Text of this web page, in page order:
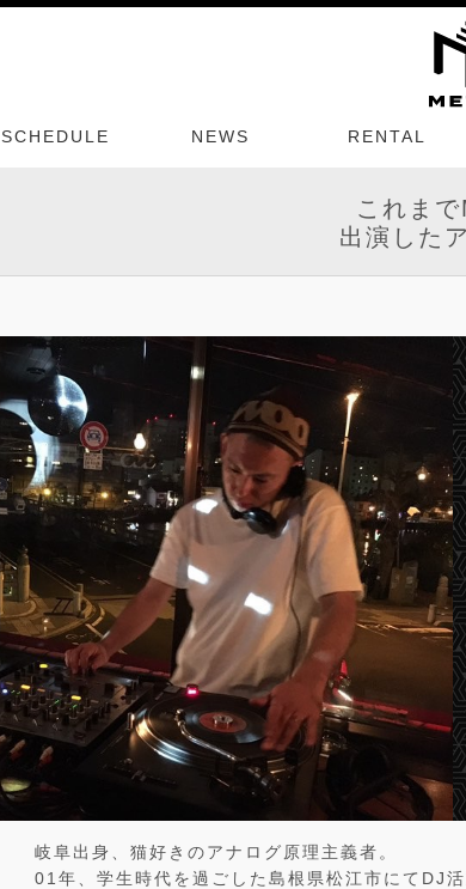
SCHEDULE NEWS RENTAL
これま
出演した
岐阜出身、猫好きのアナログ原理主義者。
01年、学生時代を過ごした島根県松江市にてDJ